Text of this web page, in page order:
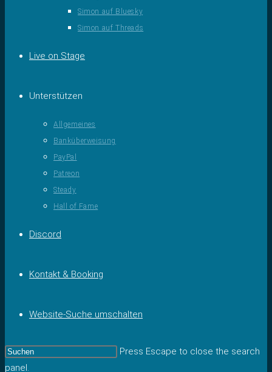
Simon auf Bluesky
Simon auf Threads
Live on Stage
Unterstützen
Allgemeines
Banküberweisung
PayPal
Patreon
Steady
Hall of Fame
Discord
Kontakt & Booking
Website-Suche umschalten
Press Escape to close the search
panel.